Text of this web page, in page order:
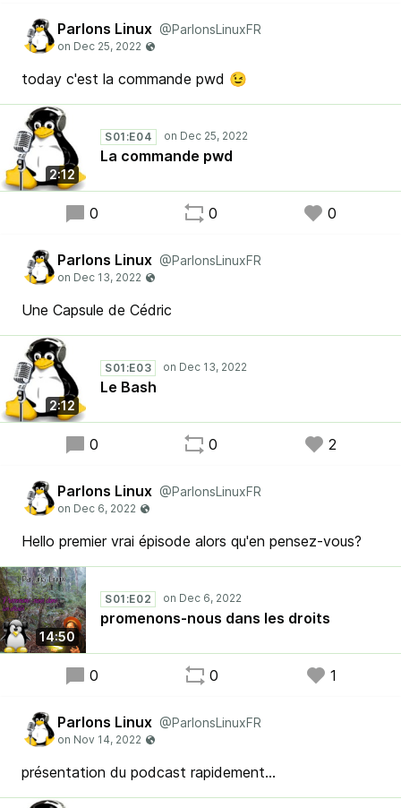
Parlons Linux @ParlonsLinuxFR
today c'est la commande pwd 😉
2:12
S01:E04
La commande pwd
0 0 0
Parlons Linux @ParlonsLinuxFR
Une Capsule de Cédric
2:12
S01:E03
Le Bash
0 0 2
Parlons Linux @ParlonsLinuxFR
Hello premier vrai épisode alors qu'en pensez-vous?
14:50
S01:E02
promenons-nous dans les droits
0 0 1
Parlons Linux @ParlonsLinuxFR
présentation du podcast rapidement...